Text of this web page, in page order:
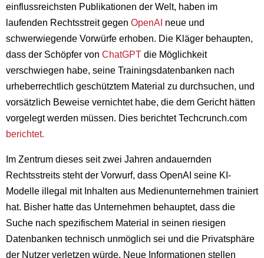
einflussreichsten Publikationen der Welt, haben im
laufenden Rechtsstreit gegen OpenAI neue und
schwerwiegende Vorwürfe erhoben. Die Kläger behaupten,
dass der Schöpfer von ChatGPT die Möglichkeit
verschwiegen habe, seine Trainingsdatenbanken nach
urheberrechtlich geschütztem Material zu durchsuchen, und
vorsätzlich Beweise vernichtet habe, die dem Gericht hätten
vorgelegt werden müssen. Dies berichtet Techcrunch.com
berichtet.
Im Zentrum dieses seit zwei Jahren andauernden
Rechtsstreits steht der Vorwurf, dass OpenAI seine KI-
Modelle illegal mit Inhalten aus Medienunternehmen trainiert
hat. Bisher hatte das Unternehmen behauptet, dass die
Suche nach spezifischem Material in seinen riesigen
Datenbanken technisch unmöglich sei und die Privatsphäre
der Nutzer verletzen würde. Neue Informationen stellen